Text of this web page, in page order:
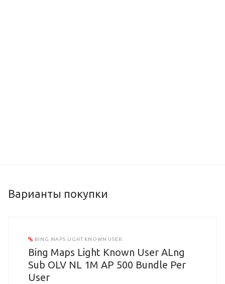
Варианты покупки
BING MAPS LIGHT KNOWN USER
Bing Maps Light Known User ALng
Sub OLV NL 1M AP 500 Bundle Per
User